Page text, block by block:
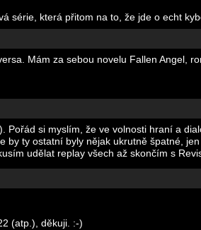
série, která přitom na to, že jde o echt
Mám za sebou novelu Fallen Angel,
Pořád si myslím, že ve volnosti hraní a
by ty ostatní byly nějak ukrutně špatné,
udělat replay všech až skončím s
(atp.), děkuji. :-)